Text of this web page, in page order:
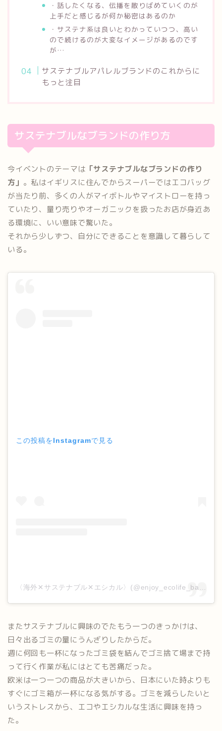
・話したくなる、伝播を散りばめていくのが
上手だと感じるが何か秘密はあるのか
・サステナ系は良いとわかっていつつ、高い
ので続けるのが大変なイメージがあるのです
が…
サステナブルアパレルブランドのこれからに
もっと注目
サステナブルなブランドの作り方
今イベントのテーマは 「サステナブルなブランドの作り
方」 。私はイギリスに住んでからスーパーではエコバッグ
が当たり前、多くの人がマイボトルやマイストローを持っ
ていたり、量り売りやオーガニックを扱ったお店が身近あ
る環境に、いい意味で驚いた。
それから少しずつ、自分にできることを意識して暮らして
いる。
この投稿をInstagramで見る
またサステナブルに興味のでたもう一つのきっかけは、
日々出るゴミの量にうんざりしたからだ。
週に何回も一杯になったゴミ袋を結んでゴミ捨て場まで持
って行く作業が私にはとても苦痛だった。
欧米は一つ一つの商品が大きいから、日本にいた時よりも
すぐにゴミ箱が一杯になる気がする。ゴミを減らしたいと
いうストレスから、エコやエシカルな生活に興味を持っ
た。